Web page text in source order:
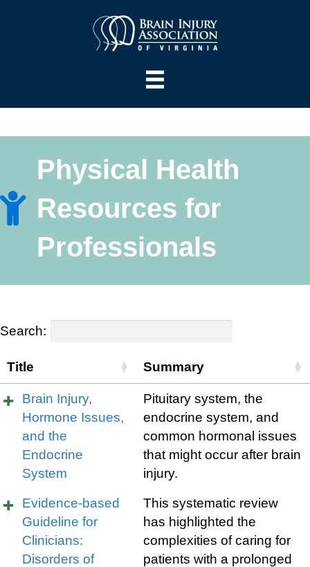
Physical Health
Resources for
Professionals
Search:
Title Summary
Brain Injury,
Hormone Issues,
and the
Endocrine
System
Pituitary system, the
endocrine system, and
common hormonal issues
that might occur after brain
injury.
Evidence-based
Guideline for
Clinicians:
Disorders of
This systematic review
has highlighted the
complexities of caring for
patients with a prolonged